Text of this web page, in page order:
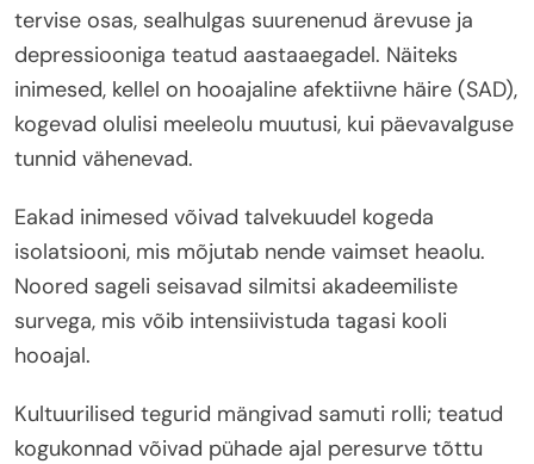
tervise osas, sealhulgas suurenenud ärevuse ja
depressiooniga teatud aastaaegadel. Näiteks
inimesed, kellel on hooajaline afektiivne häire (SAD),
kogevad olulisi meeleolu muutusi, kui päevavalguse
tunnid vähenevad.
Eakad inimesed võivad talvekuudel kogeda
isolatsiooni, mis mõjutab nende vaimset heaolu.
Noored sageli seisavad silmitsi akadeemiliste
survega, mis võib intensiivistuda tagasi kooli
hooajal.
Kultuurilised tegurid mängivad samuti rolli; teatud
kogukonnad võivad pühade ajal peresurve tõttu